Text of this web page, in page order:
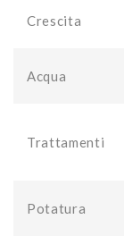
Crescita
Acqua
Trattamenti
Potatura